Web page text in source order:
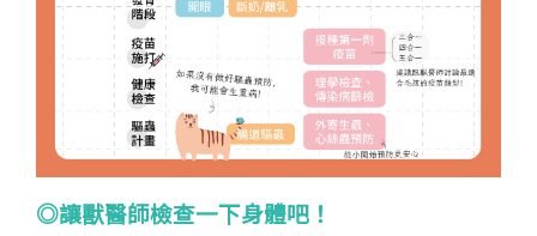
◎讓獸醫師檢查一下身體吧！